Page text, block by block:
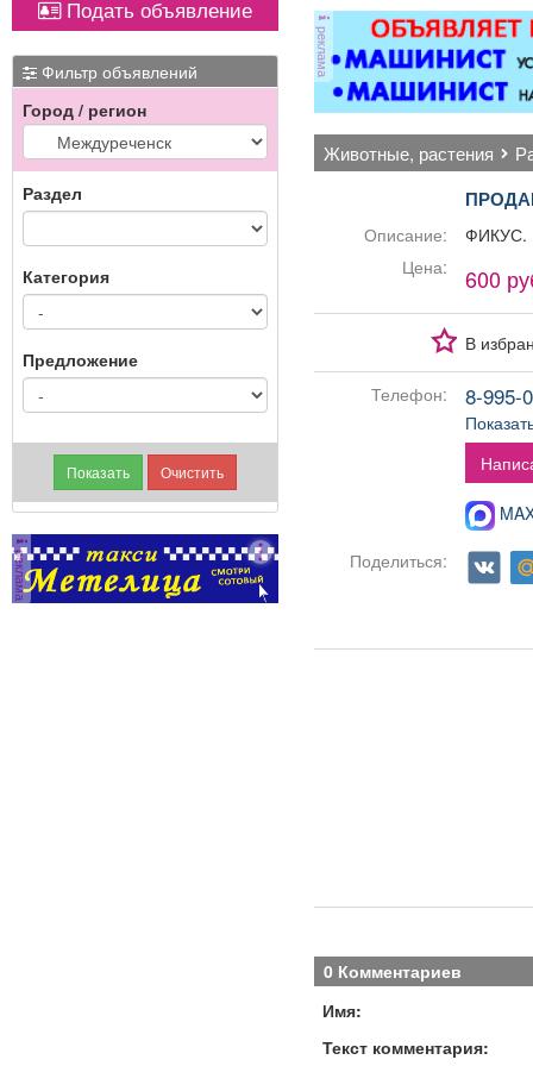
магнитол,
электроусилителей
руля,
многофункциональных
дисплеев, и многого
другого. Быстро,
качественно, недорого!
после осмотра
Подать объявление
Фильтр объявлений
Город / регион
Раздел
Категория
Предложение
реклама
реклама
животные, растения
Описание:
ФИКУС.
Цена:
600
В
Телефон: 8-995-
Поделиться:
0 Комментариев
Имя:
Текст комментария: